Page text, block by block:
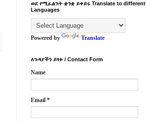
ወደ የሚፈልጉት ቋንቋ ይቀይሩ Translate to different
Languages
Powered by Translate
ለጉዳያችን ይፃፉ / Contact Form
Name
Email *